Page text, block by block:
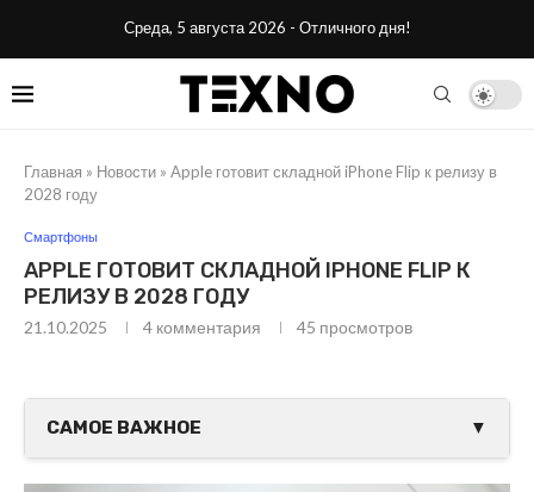
Среда, 5 августа 2026 - Отличного дня!
Главная » Новости » Apple готовит складной iPhone Flip к релизу в
2028 году
Смартфоны
APPLE ГОТОВИТ СКЛАДНОЙ IPHONE FLIP К
РЕЛИЗУ В 2028 ГОДУ
21.10.2025 4 комментария 45 просмотров
САМОЕ ВАЖНОЕ ▼